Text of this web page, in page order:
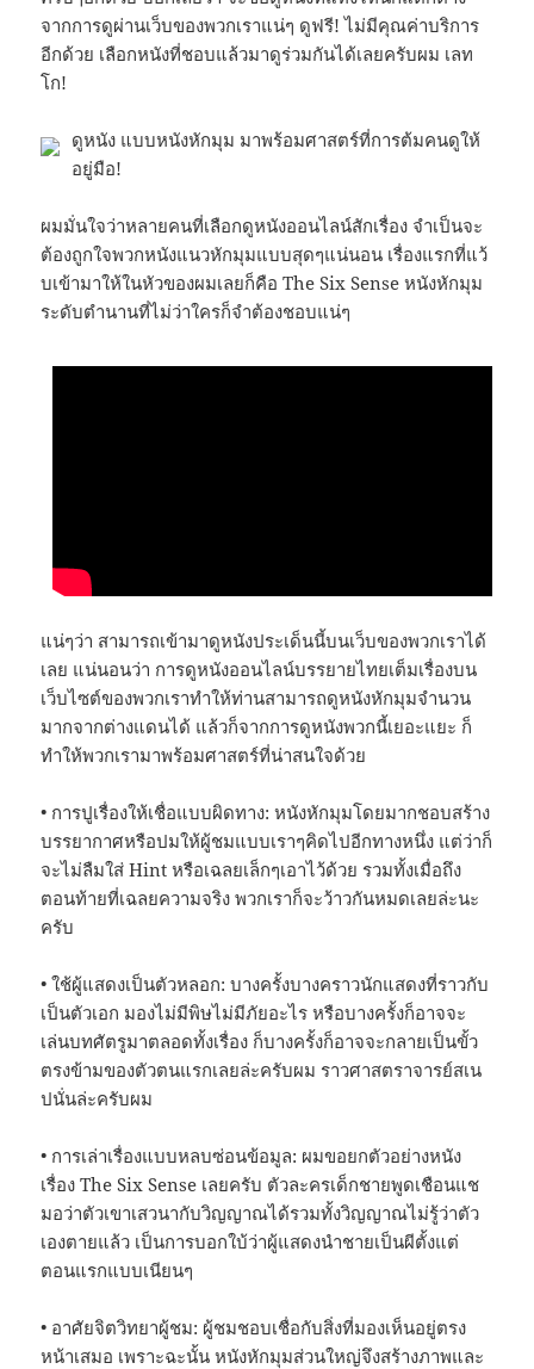
จากการดูผ่านเว็บของพวกเราแน่ๆ ดูฟรี! ไม่มีคุณค่าบริการ
อีกด้วย เลือกหนังที่ชอบแล้วมาดูร่วมกันได้เลยครับผม เลท
โก!
ดูหนัง แบบหนังหักมุม มาพร้อมศาสตร์ที่การต้มคนดูให้
อยู่มือ!
ผมมั่นใจว่าหลายคนที่เลือกดูหนังออนไลน์สักเรื่อง จำเป็นจะ
ต้องถูกใจพวกหนังแนวหักมุมแบบสุดๆแน่นอน เรื่องแรกที่แว้
บเข้ามาให้ในหัวของผมเลยก็คือ The Six Sense หนังหักมุม
ระดับตำนานที่ไม่ว่าใครก็จำต้องชอบแน่ๆ
แน่ๆว่า สามารถเข้ามาดูหนังประเด็นนี้บนเว็บของพวกเราได้
เลย แน่นอนว่า การดูหนังออนไลน์บรรยายไทยเต็มเรื่องบน
เว็บไซต์ของพวกเราทำให้ท่านสามารถดูหนังหักมุมจำนวน
มากจากต่างแดนได้ แล้วก็จากการดูหนังพวกนี้เยอะแยะ ก็
ทำให้พวกเรามาพร้อมศาสตร์ที่น่าสนใจด้วย
• การปูเรื่องให้เชื่อแบบผิดทาง: หนังหักมุมโดยมากชอบสร้าง
บรรยากาศหรือปมให้ผู้ชมแบบเราๆคิดไปอีกทางหนึ่ง แต่ว่าก็
จะไม่ลืมใส่ Hint หรือเฉลยเล็กๆเอาไว้ด้วย รวมทั้งเมื่อถึง
ตอนท้ายที่เฉลยความจริง พวกเราก็จะว้าวกันหมดเลยล่ะนะ
ครับ
• ใช้ผู้แสดงเป็นตัวหลอก: บางครั้งบางคราวนักแสดงที่ราวกับ
เป็นตัวเอก มองไม่มีพิษไม่มีภัยอะไร หรือบางครั้งก็อาจจะ
เล่นบทศัตรูมาตลอดทั้งเรื่อง ก็บางครั้งก็อาจจะกลายเป็นขั้ว
ตรงข้ามของตัวตนแรกเลยล่ะครับผม ราวศาสตราจารย์สเน
ปนั่นล่ะครับผม
• การเล่าเรื่องแบบหลบซ่อนข้อมูล: ผมขอยกตัวอย่างหนัง
เรื่อง The Six Sense เลยครับ ตัวละครเด็กชายพูดเชือนแช
มอว่าตัวเขาเสวนากับวิญญาณได้รวมทั้งวิญญาณไม่รู้ว่าตัว
เองตายแล้ว เป็นการบอกใบ้ว่าผู้แสดงนำชายเป็นผีตั้งแต่
ตอนแรกแบบเนียนๆ
• อาศัยจิตวิทยาผู้ชม: ผู้ชมชอบเชื่อกับสิ่งที่มองเห็นอยู่ตรง
หน้าเสมอ เพราะฉะนั้น หนังหักมุมส่วนใหญ่จึงสร้างภาพและ